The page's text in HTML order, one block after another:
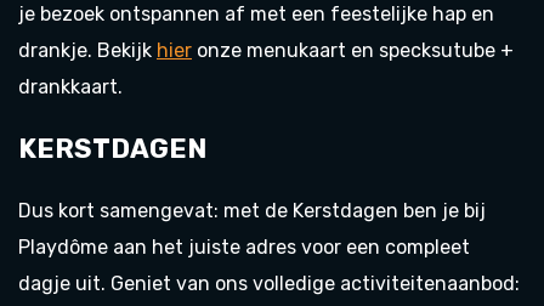
je bezoek ontspannen af met een feestelijke hap en
drankje. Bekijk hier onze menukaart en specksutube +
drankkaart.
KERSTDAGEN
Dus kort samengevat: met de Kerstdagen ben je bij
Playdôme aan het juiste adres voor een compleet
dagje uit. Geniet van ons volledige activiteitenaanbod: